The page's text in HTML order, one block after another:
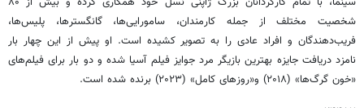
شخصیت مختلف از جمله کارمندان، سامورایی‌ها، گانگسترها، پلیس‌ها،
فریب‌دهندگان و افراد عادی را به تصویر کشیده است. او پیش از این چهار بار
نامزد دریافت جایزه بهترین بازیگر مرد جوایز فیلم آسیا شده و دو بار برای فیلم‌های
«خون گرگ‌ها» (۲۰۱۸) و«روزهای کامل» (۲۰۲۳) برنده شده است.